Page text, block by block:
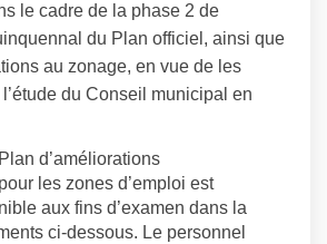
le cadre de la phase 2 de
du Plan officiel, ainsi que
au zonage, en vue de les
du Conseil municipal en
d’améliorations
les zones d’emploi est
aux fins d’examen dans la
ci-dessous. Le personnel